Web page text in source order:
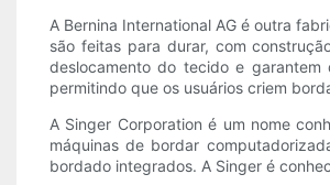
A Bernina International AG é outra
são feitas para durar, com
deslocamento do tecido e
permitindo que os usuários criem
A Singer Corporation é um nome
máquinas de bordar
bordado integrados. A Singer é